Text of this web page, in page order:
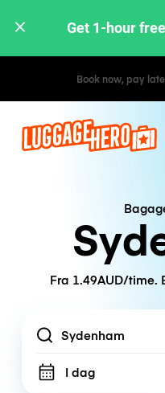
Get 1-hour
Fra 1.49AUD/time.
Location
I dag